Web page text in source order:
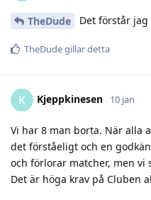
TheDude Det förstår
TheDudegillar detta
K Kjeppkinesen 10 jan
Vi har 8 man borta. När alla
det förståeligt och en
och förlorar matcher, men vi
Det är höga krav på Cluben